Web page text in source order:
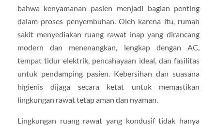
bahwa kenyamanan pasien menjadi bagian penting
dalam proses penyembuhan. Oleh karena itu, rumah
sakit menyediakan ruang rawat inap yang dirancang
modern dan menenangkan, lengkap dengan AC,
tempat tidur elektrik, pencahayaan ideal, dan fasilitas
untuk pendamping pasien. Kebersihan dan suasana
higienis dijaga secara ketat untuk memastikan
lingkungan rawat tetap aman dan nyaman.
Lingkungan ruang rawat yang kondusif tidak hanya